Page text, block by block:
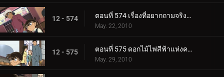
12 - 574 ตอนที่ 574 เรื่องที่อยากถามจริงจริง
May. 22, 2010
12 - 575 ตอนที่ 575 ดอกไม้ไฟสีฟ้าแห่งความแค้น (ตอน 1)
May. 29, 2010